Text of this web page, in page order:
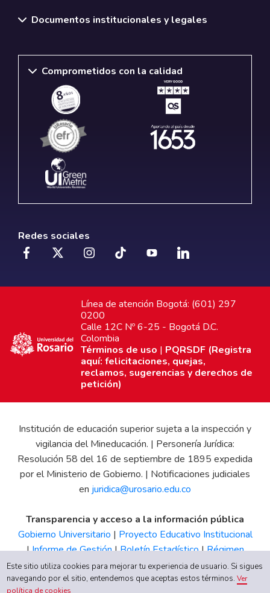
Documentos institucionales y legales
Comprometidos con la calidad
Redes sociales
Línea de atención Bogotá: (601) 297
0200
Calle 12C Nº 6-25 - Bogotá D.C.
Colombia
Términos de uso | PQRSDF (Registra
aquí: felicitaciones, quejas,
reclamos, sugerencias y derechos de
petición)
Institución de educación superior sujeta a la inspección y
vigilancia del Mineducación. | Personería Jurídica:
Resolución 58 del 16 de septiembre de 1895 expedida
por el Ministerio de Gobierno. | Notificaciones judiciales
en juridica@urosario.edu.co
Transparencia y acceso a la información pública
Gobierno Universitario | Proyecto Educativo Institucional
|Informe de Gestión|Boletín Estadístico|Régimen
Tributario|Estados Financieros |Código de Ética| Canal
de Integridad UR
Este sitio utiliza cookies para mejorar tu experiencia de usuario. Si sigues
navegando por el sitio, entendemos que aceptas estos términos.Ver
política de cookies